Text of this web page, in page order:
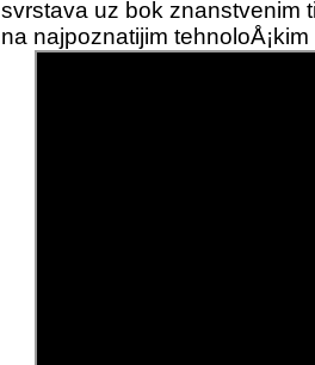
svrstava uz bok znanstvenim
na najpoznatijim